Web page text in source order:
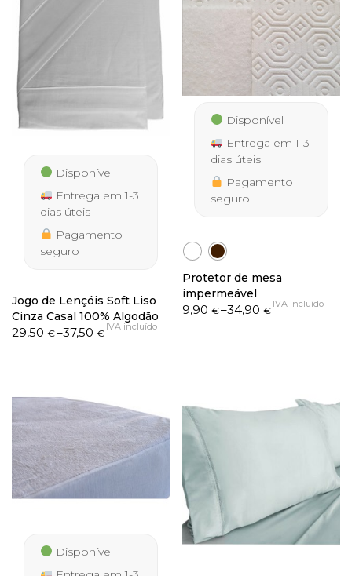
Disponível
Entrega em 1-3
dias úteis
Pagamento
seguro
Jogo de Lençóis Soft Liso
Cinza Casal 100% Algodão
29,50 €–37,50€
Price
37,50 €
IVA incluído
Disponível
Entrega em 1-3
dias úteis
Pagamento
seguro
Protetor de mesa
impermeável
9,90 €–34,90 €
Price
IVA incluído
Disponível